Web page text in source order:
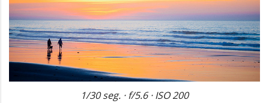
1/30 seg. · f/5.6 · ISO 200